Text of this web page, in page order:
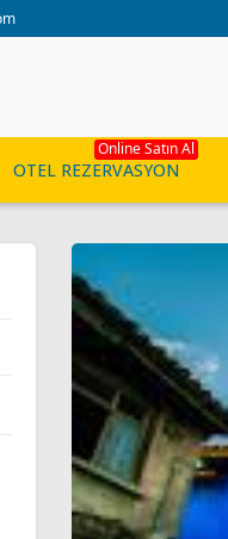
OTEL REZERVASYON
Online Satın Al